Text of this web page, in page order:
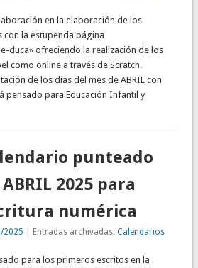
en la elaboración de los
la estupenda página
duca» ofreciendo la realización de los
como online a través de Scratch.
de los días del mes de ABRIL con
pensado para Educación Infantil y
punteado
2025 para
numérica
2025 | Entradas archivadas:Calendarios
para los primeros escritos en la